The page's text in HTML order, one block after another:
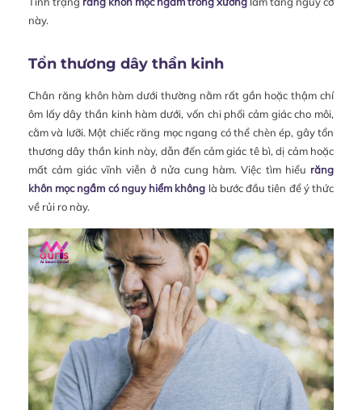
này.
Tổn thương dây thần kinh
Chân răng khôn hàm dưới thường nằm rất gần hoặc thậm chí
ôm lấy dây thần kinh hàm dưới, vốn chi phối cảm giác cho môi,
cằm và lưỡi. Một chiếc răng mọc ngang có thể chèn ép, gây tổn
thương dây thần kinh này, dẫn đến cảm giác tê bì, dị cảm hoặc
mất cảm giác vĩnh viễn ở nửa cung hàm. Việc tìm hiểu răng
khôn mọc ngầm có nguy hiểm không là bước đầu tiên để ý thức
về rủi ro này.